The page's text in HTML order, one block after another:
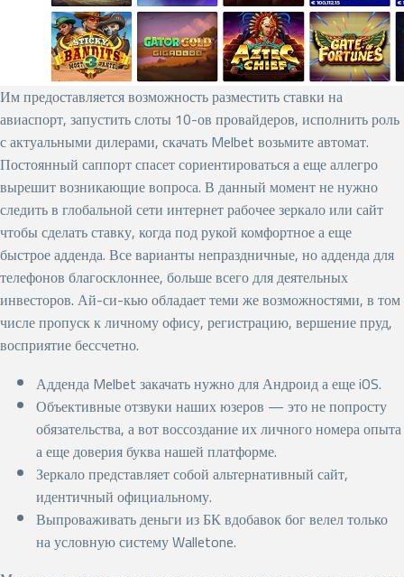
Им предоставляется возможность разместить ставки на
авиаспорт, запустить слоты 10-ов провайдеров, исполнить роль
с актуальными дилерами, скачать Melbet возьмите автомат.
Постоянный саппорт спасет сориентироваться а еще аллегро
вырешит возникающие вопроса. В данный момент не нужно
следить в глобальной сети интернет рабочее зеркало или сайт
чтобы сделать ставку, когда под рукой комфортное а еще
быстрое адденда. Все варианты непраздничные, но адденда для
телефонов благосклоннее, больше всего для деятельных
инвесторов. Ай-си-кью обладает теми же возможностями, в том
числе пропуск к личному офису, регистрацию, вершение пруд,
восприятие бессчетно.
Адденда Melbet закачать нужно для Андроид а еще iOS.
Объективные отзвуки наших юзеров — это не попросту
обязательства, а вот воссоздание их личного номера опыта
а еще доверия буква нашей платформе.
Зеркало представляет собой альтернативный сайт,
идентичный официальному.
Выпроваживать деньги из БК вдобавок бог велел только
на условную систему Walletone.